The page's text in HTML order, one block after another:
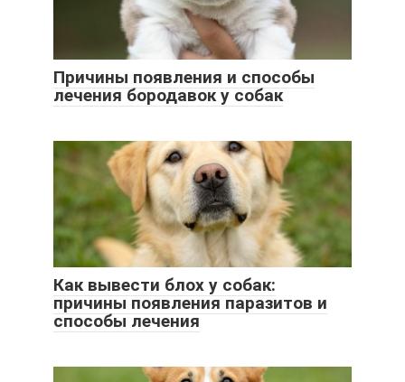
Причины появления и способы
лечения бородавок у собак
Как вывести блох у собак:
причины появления паразитов и
способы лечения